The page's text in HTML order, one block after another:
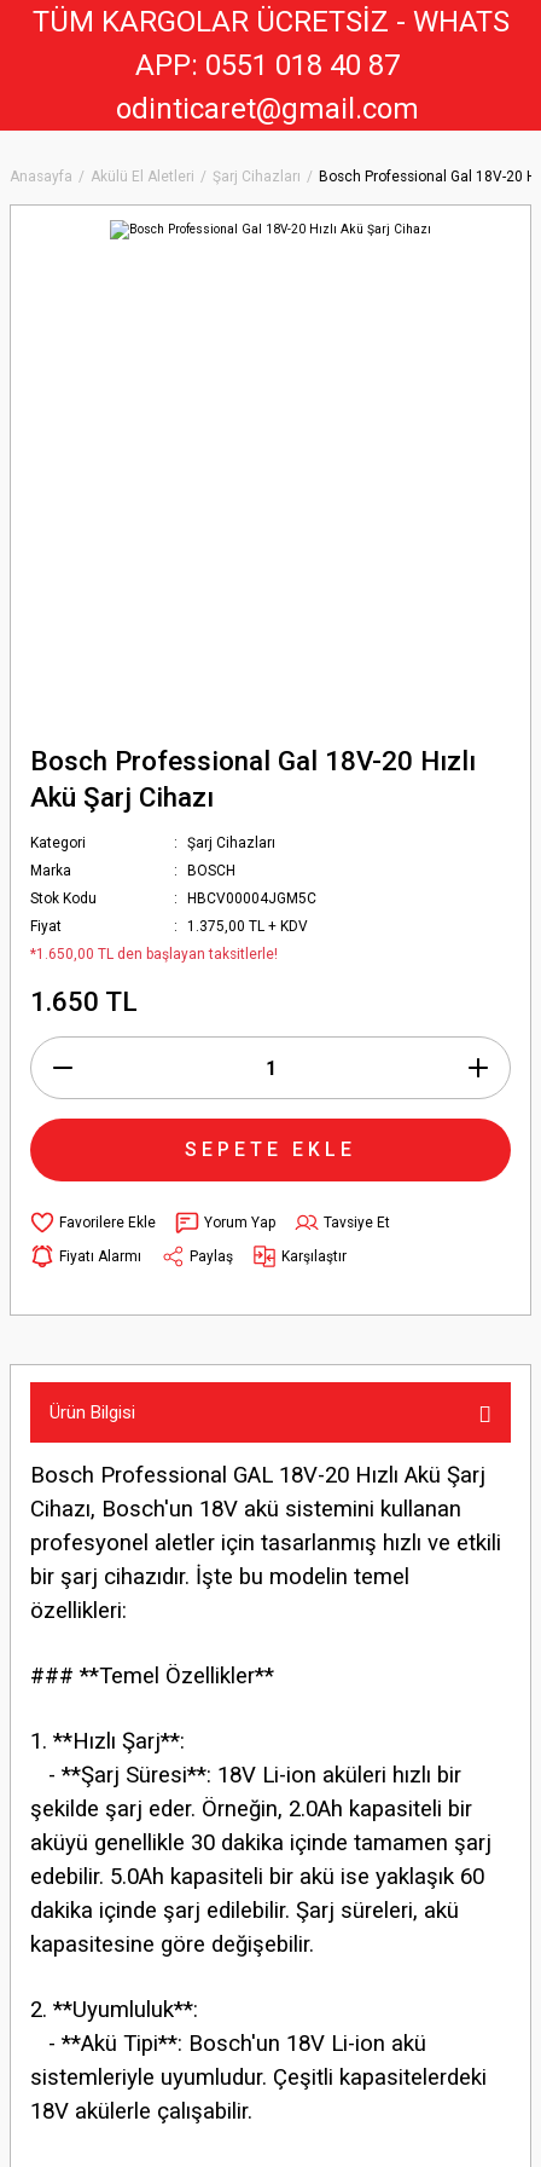
Anasayfa Akülü El Aletleri Şarj Cihazları Bosch Professional Gal 18V-20
Bosch Professional Gal 18V-20 Hızlı
Akü Şarj Cihazı
Kategori
Şarj Cihazları
Marka
BOSCH
Stok Kodu
HBCV00004JGM5C
Fiyat
1.375,00 TL + KDV
*1.650,00 TL den başlayan taksitlerle!
1.650 TL
SEPETE EKLE
Yorum Yap
Tavsiye Et
Fiyatı Alarmı
Paylaş Karşılaştır
Ürün Bilgisi
Bosch Professional GAL 18V-20 Hızlı Akü Şarj
Cihazı, Bosch'un 18V akü sistemini kullanan
profesyonel aletler için tasarlanmış hızlı ve etkili
bir şarj cihazıdır. İşte bu modelin temel
özellikleri:
### **Temel Özellikler**
1. **Hızlı Şarj**:
- **Şarj Süresi**: 18V Li-ion aküleri hızlı bir
şekilde şarj eder. Örneğin, 2.0Ah kapasiteli bir
aküyü genellikle 30 dakika içinde tamamen şarj
edebilir. 5.0Ah kapasiteli bir akü ise yaklaşık 60
dakika içinde şarj edilebilir. Şarj süreleri, akü
kapasitesine göre değişebilir.
2. **Uyumluluk**:
- **Akü Tipi**: Bosch'un 18V Li-ion akü
sistemleriyle uyumludur. Çeşitli kapasitelerdeki
18V akülerle çalışabilir.
TÜM KARGOLAR ÜCRETSİZ - WHATS
APP: 0551 018 40 87
odinticaret@gmail.com